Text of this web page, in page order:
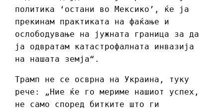
политика ‘остани во Мексико’, ќе ја
прекинам практиката на фаќање и
ослободување на јужната граница за да
ја одвратам катастрофалната инвазија
на нашата земја“.
Трамп не се осврна на Украина, туку
рече: „Ние ќе го мериме нашиот успех,
не само според битките што ги